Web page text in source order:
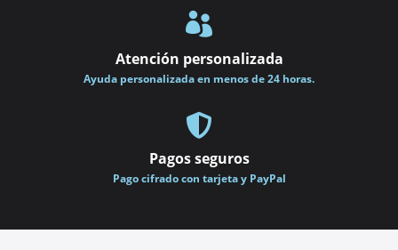

Atención personalizada
Ayuda personalizada en menos de 24 horas.

Pagos seguros
Pago cifrado con tarjeta y PayPal